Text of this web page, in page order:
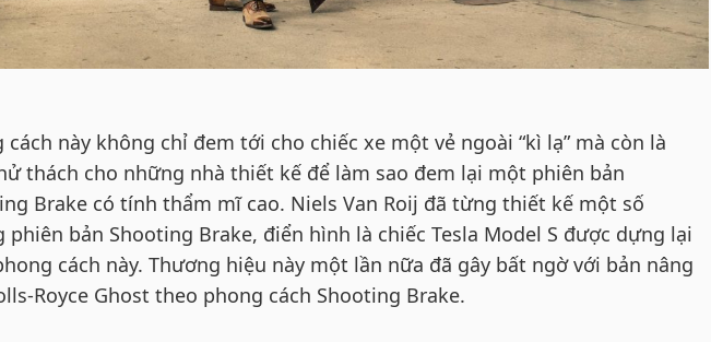
cách này không chỉ đem tới cho chiếc xe một vẻ ngoài “kì lạ” mà còn là
thách cho những nhà thiết kế để làm sao đem lại một phiên bản
Brake có tính thẩm mĩ cao. Niels Van Roij đã từng thiết kế một số
phiên bản Shooting Brake, điển hình là chiếc Tesla Model S được dựng lại
cách này. Thương hiệu này một lần nữa đã gây bất ngờ với bản nâng
Royce Ghost theo phong cách Shooting Brake.